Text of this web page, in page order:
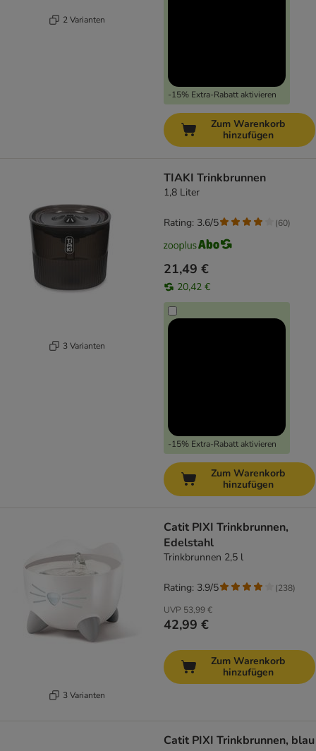
2 Varianten
-15% Extra-Rabatt aktivieren
Zum Warenkorb
hinzufügen
3 Varianten
TIAKI Trinkbrunnen
1,8 Liter
21,49 €
20,42 €
-15% Extra-Rabatt aktivieren
Rating: 3.6/5 (60)
Zum Warenkorb
hinzufügen
3 Varianten
Catit PIXI Trinkbrunnen,
Edelstahl
Trinkbrunnen 2,5 l
UVP 53,99 €
42,99 €
Rating: 3.9/5 (238)
Zum Warenkorb
hinzufügen
Catit PIXI Trinkbrunnen, blau